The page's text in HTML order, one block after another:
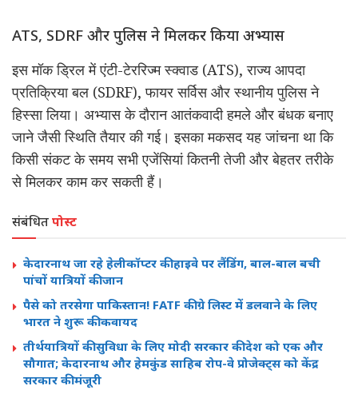
ATS, SDRF और पुलिस ने मिलकर किया अभ्यास
इस मॉक ड्रिल में एंटी-टेररिज्म स्क्वाड (ATS), राज्य आपदा
प्रतिक्रिया बल (SDRF), फायर सर्विस और स्थानीय पुलिस ने
हिस्सा लिया। अभ्यास के दौरान आतंकवादी हमले और बंधक बनाए
जाने जैसी स्थिति तैयार की गई। इसका मकसद यह जांचना था कि
किसी संकट के समय सभी एजेंसियां कितनी तेजी और बेहतर तरीके
से मिलकर काम कर सकती हैं।
संबंधितपोस्ट
केदारनाथ जा रहे हेलीकॉप्टर की हाइवे पर लैंडिंग, बाल-बाल बची
पांचों यात्रियों की जान
पैसे को तरसेगा पाकिस्तान! FATF की ग्रे लिस्ट में डलवाने के लिए
भारत ने शुरू की कवायद
तीर्थयात्रियों की सुविधा के लिए मोदी सरकार की देश को एक और
सौगात; केदारनाथ और हेमकुंड साहिब रोप-वे प्रोजेक्ट्स को केंद्र
सरकार की मंजूरी